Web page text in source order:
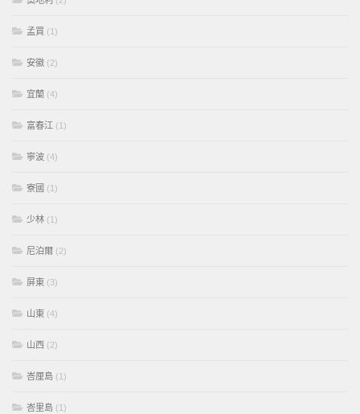
孟買 (1)
安徽 (2)
宜蘭 (4)
富春江 (1)
寧波 (4)
寮國 (1)
少林 (1)
尼泊爾 (2)
屏東 (3)
山東 (4)
山西 (2)
峇厘島 (1)
峇里島 (1)